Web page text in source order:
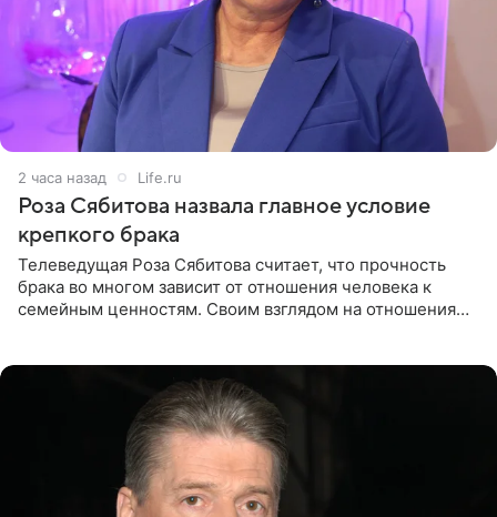
2 часа назад Life.ru
Роза Сябитова назвала главное условие
крепкого брака
Телеведущая Роза Сябитова считает, что прочность
брака во многом зависит от отношения человека к
семейным ценностям. Своим взглядом на отношения